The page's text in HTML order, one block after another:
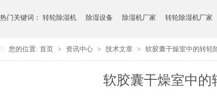
热门关键词： 转轮除湿机 除湿设备 除湿机厂家 转轮除湿机厂家
您的位置: 首页 > 资讯中心 > 技术文章 > 软胶囊干燥室中的转轮除
软胶囊干燥室中的